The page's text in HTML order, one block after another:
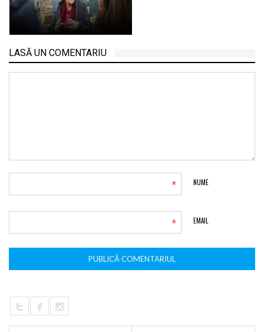
LASĂ UN COMENTARIU
NUME
*
EMAIL
*